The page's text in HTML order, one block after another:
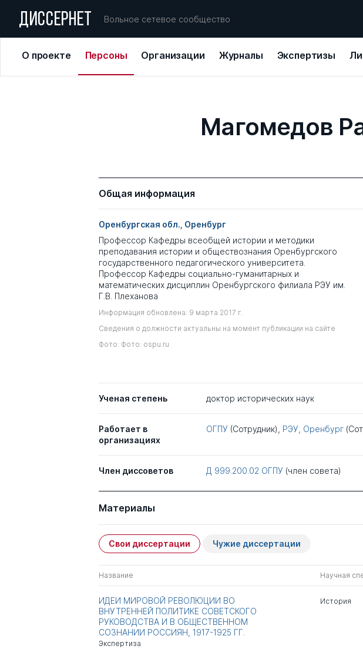
ДИССЕРНЕТ Вольное сетевое сообщество
О проекте Персоны Организации Журналы Экспертизы
Магомедов
Общая информация
Оренбургская обл., Оренбург
Профессор Кафедры всеобщей истории и методики
преподавания истории и обществознания Оренбургского
государственного педагогического университета.
Профессор Кафедры социально-гуманитарных и
математических дисциплин Оренбургского филиала РЭУ им.
Г.В. Плеханова
Информация обновлена: 9 марта 2017 г.
Сведения о должности актуальны на момент публикации на сайте
Фото: Фото: ospu.ru
Ученая степень доктор исторических наук
Работает в
организациях
ОГПУ (Сотрудник), РЭУ, Оренбург
Член диссоветов Д 999.200.02 ОГПУ (член совета)
Материалы
Свои диссертации Чужие диссертации
Название Научная
ИДЕИ МИРОВОЙ РЕВОЛЮЦИИ ВО
ВНУТРЕННЕЙ ПОЛИТИКЕ СОВЕТСКОГО
РУКОВОДСТВА И В ОБЩЕСТВЕННОМ
СОЗНАНИИ РОССИЯН, 1917-1925 ГГ.
Экспертиза
История